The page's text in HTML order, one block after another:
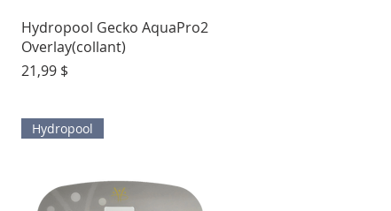
Aperçu rapide
Hydropool Gecko AquaPro2
Overlay(collant)
Prix
21,99 $
Hydropool